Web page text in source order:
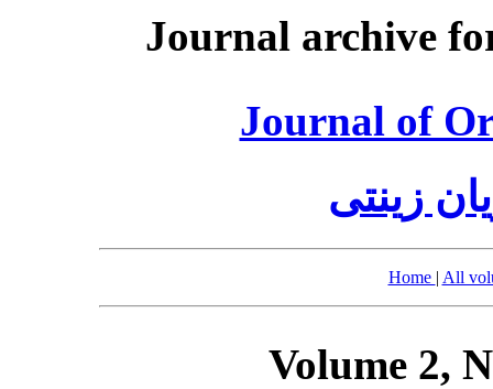
Journal archive
Journal of
زینتی
Home | All
Volume 2,